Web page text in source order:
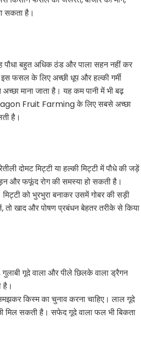
सकता है।
बहुत अधिक ठंड और पाला सहन नहीं कर
इस फसल के लिए अच्छी धूप और हल्की गर्मी
माना जाता है। यह कम पानी में भी बढ़
Fruit Farming के लिए सबसे अच्छा
है।
दोमट मिट्टी या हल्की मिट्टी में पौधे की जड़ें
और फफूंद रोग की समस्या हो सकती है।
को भुरभुरा बनाकर उसमें गोबर की सड़ी
तो खाद और पोषण प्रबंधन बेहतर तरीके से किया
गूदे वाला और पीले छिलके वाला ड्रैगन
है।
किस्म का चुनाव करना चाहिए। लाल गूदे
मिल सकती है। सफेद गूदे वाला फल भी बिकता